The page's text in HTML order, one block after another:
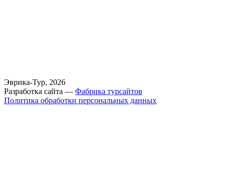
Эврика-Тур, 2026
Разработка сайта — Фабрика турсайтов
Политика обработки персональных данных